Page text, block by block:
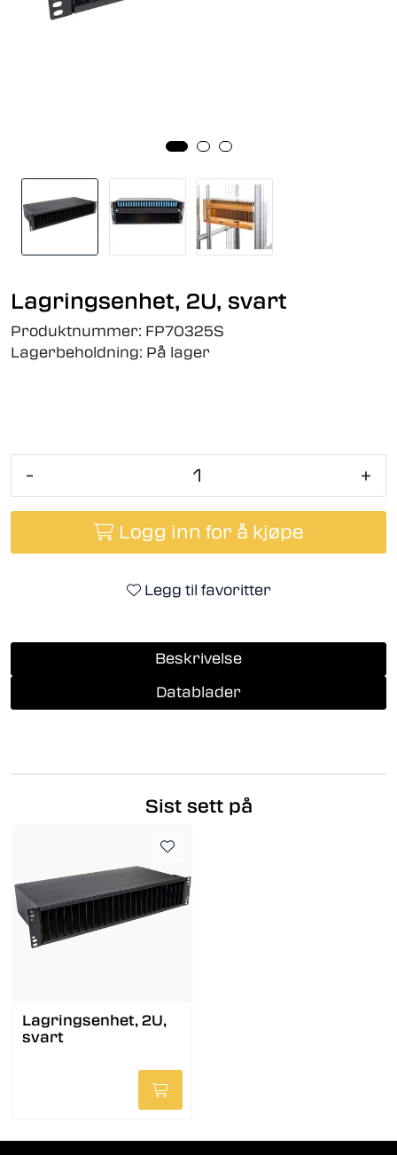
Lagringsenhet, 2U, svart
Produktnummer: FP70325S
Lagerbeholdning: På lager
- +
Logg inn for å kjøpe
Legg til favoritter
Beskrivelse
Datablader
Sist sett på
Lagringsenhet, 2U,
svart